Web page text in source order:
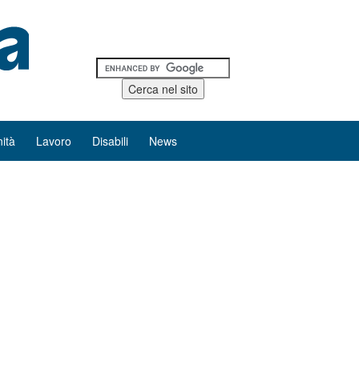
Lavoro Disabili News